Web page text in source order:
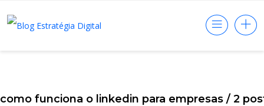
como funciona o linkedin para empresas / 2